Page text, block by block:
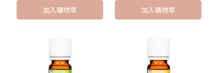
加入購物車 加入購物車